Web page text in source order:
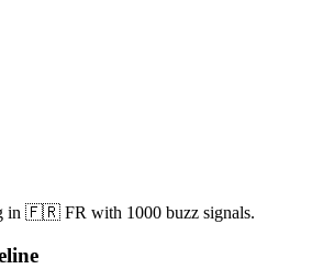
in 🇫🇷 FR with 1000 buzz signals.